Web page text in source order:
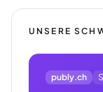
UNSERE
publy.ch